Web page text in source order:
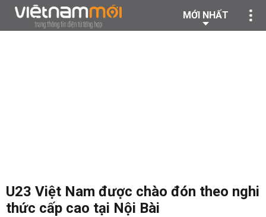
MỚI NHẤT
U23 Việt Nam được chào đón theo nghi
thức cấp cao tại Nội Bài